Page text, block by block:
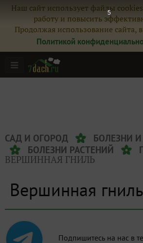
Наш сайт использует файлы
работу и повысить
Продолжая использование сайта,
Политикой
САД И ОГОРОД
БОЛЕЗНИ
БОЛЕЗНИ РАСТЕНИЙ
ВЕРШИННАЯ ГНИЛЬ
Вершинная гниль
5